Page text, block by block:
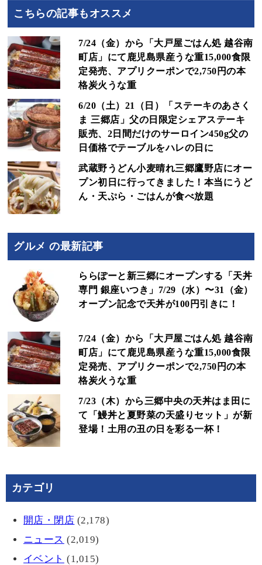
こちらの記事もオススメ
7/24（金）から「大戸屋ごはん処 越谷南
町店」にて鹿児島県産うな重15,000食限
定発売、アプリクーポンで2,750円の本
格炭火うな重
6/20（土）21（日）「ステーキのあさく
ま 三郷店」父の日限定シェアステーキ
販売、2日間だけのサーロイン450g父の
日価格でテーブルをハレの日に
武蔵野うどん小麦晴れ三郷鷹野店にオー
プン初日に行ってきました！本当にうど
ん・天ぷら・ごはんが食べ放題
グルメ の最新記事
ららぽーと新三郷にオープンする「天丼
専門 銀座いつき」7/29（水）〜31（金）
オープン記念で天丼が100円引きに！
7/24（金）から「大戸屋ごはん処 越谷南
町店」にて鹿児島県産うな重15,000食限
定発売、アプリクーポンで2,750円の本
格炭火うな重
7/23（木）から三郷中央の天丼はま田に
て「鰻丼と夏野菜の天盛りセット」が新
登場！土用の丑の日を彩る一杯！
カテゴリ
開店・閉店 (2,178)
ニュース (2,019)
イベント (1,015)